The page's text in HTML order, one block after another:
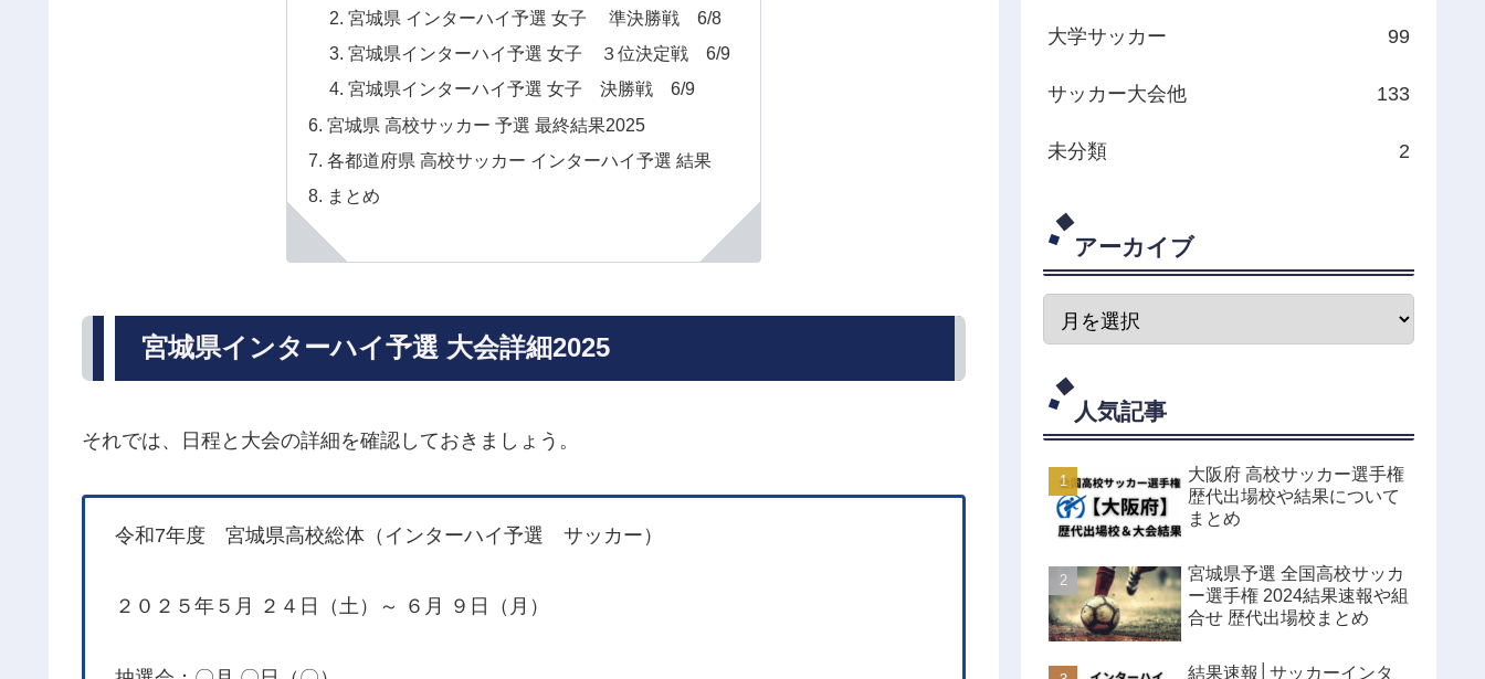
宮城県 インターハイ予選 女子 準決勝戦 6/8
宮城県インターハイ予選 女子 ３位決定戦 6/9
宮城県インターハイ予選 女子 決勝戦 6/9
宮城県 高校サッカー 予選 最終結果2025
各都道府県 高校サッカー インターハイ予選 結果
まとめ
宮城県インターハイ予選 大会詳細2025
それでは、日程と大会の詳細を確認しておきましょう。
令和7年度 宮城県高校総体（インターハイ予選 サッカー）
２０２５年５月 ２４日（土）～ ６月 ９日（月）
大学サッカー 99
サッカー大会他 133
未分類 2
アーカイブ
人気記事
大阪府 高校サッカー選手権
歴代出場校や結果について
まとめ
宮城県予選 全国高校サッカ
ー選手権 2024結果速報や組
合せ 歴代出場校まとめ
結果速報│サッカーインタ